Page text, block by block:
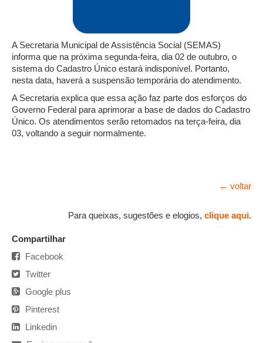
A Secretaria Municipal de Assistência Social (SEMAS)
informa que na próxima segunda-feira, dia 02 de outubro, o
sistema do Cadastro Único estará indisponível. Portanto,
nesta data, haverá a suspensão temporária do atendimento.
A Secretaria explica que essa ação faz parte dos esforços do
Governo Federal para aprimorar a base de dados do Cadastro
Único. Os atendimentos serão retomados na terça-feira, dia
03, voltando a seguir normalmente.
← voltar
Para queixas, sugestões e elogios, clique aqui.
Compartilhar
Facebook
Twitter
Google plus
Pinterest
Linkedin